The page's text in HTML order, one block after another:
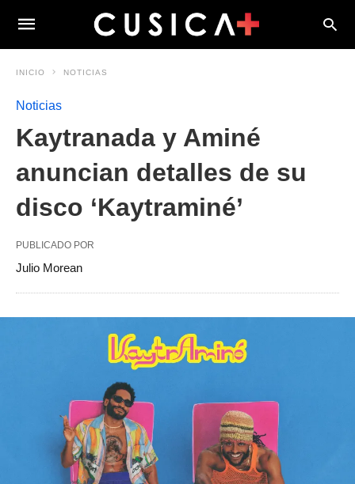
INICIO NOTICIAS
Noticias
Kaytranada y Aminé
anuncian detalles de su
disco ‘Kaytraminé’
PUBLICADO POR
Julio Morean